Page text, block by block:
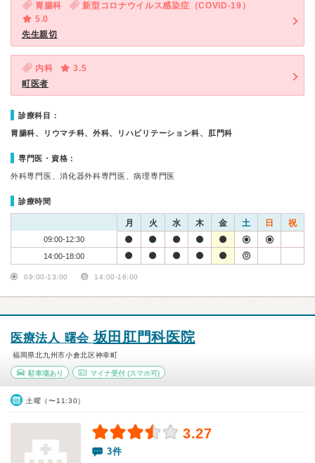
胃腸科
新型コロナウイルス感染症（COVID-19）
5.0
先生親切
内科
3.5
町医者
診療科目：
胃腸科、リウマチ科、外科、リハビリテーション科、肛門科
専門医・資格：
外科専門医、消化器外科専門医、病理専門医
診療時間
月 火 水 木 金 土 日 祝
09:00-12:30
14:00-18:00
09:00-13:00 14:00-16:00
医療法人 曙会坂田肛門科医院
福岡県北九州市小倉北区神幸町
駐車場あり マイナ受付(スマホ可)
土曜（〜11:30）
3.27
3件